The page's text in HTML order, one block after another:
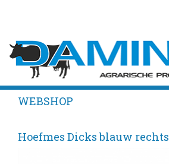
WEBSHOP
Hoefmes Dicks blauw rechts